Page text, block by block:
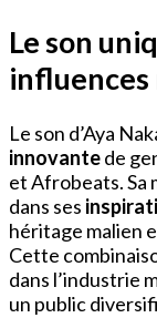
Le son
influences
Le son d’Aya
innovantede
et Afrobeats. Sa
dans ses
héritage malien
Cette
dans l’industrie
un public